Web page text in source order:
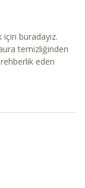
buradayız.
temizliğinden
eden